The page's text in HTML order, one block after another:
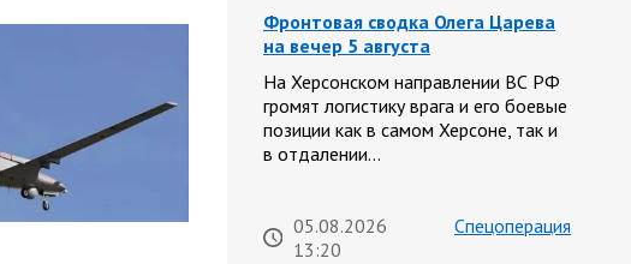
Фронтовая сводка Олега Царева
на вечер 5 августа
На Херсонском направлении ВС РФ
громят логистику врага и его боевые
позиции как в самом Херсоне, так и
в отдалении…
05.08.2026
13:20
Спецоперация